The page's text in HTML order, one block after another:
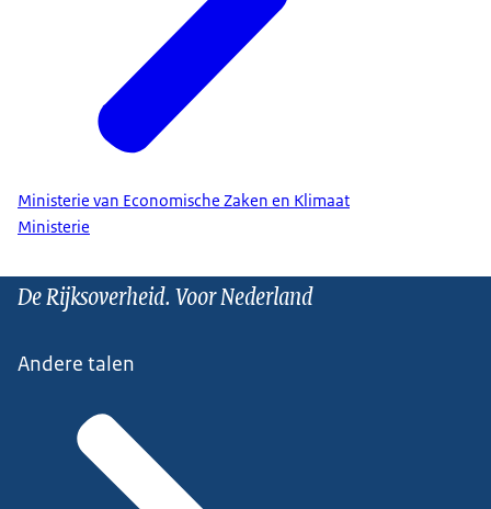
Ministerie van Economische Zaken en Klimaat
Ministerie
De Rijksoverheid. Voor Nederland
Andere talen